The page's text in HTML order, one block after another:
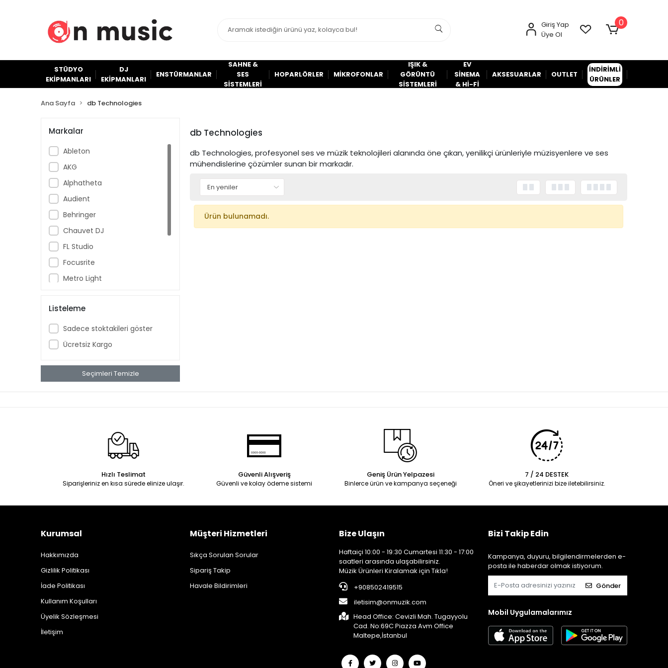
Giriş Yap
Üye Ol
0
STÜDYO
EKİPMANLARI
DJ
EKİPMANLARI
ENSTÜRMANLAR
SAHNE &
SES
SİSTEMLERİ
HOPARLÖRLER MİKROFONLAR
IŞIK &
GÖRÜNTÜ
SİSTEMLERİ
EV
SİNEMA
& Hİ-Fİ
AKSESUARLAR OUTLET
İNDİRİMLİ
ÜRÜNLER
Ana Sayfa db Technologies
Markalar
Ableton
AKG
Alphatheta
Audient
Behringer
Chauvet DJ
FL Studio
Focusrite
Metro Light
Pioneer DJ
Rily Pro
Shure
Listeleme
Sadece stoktakileri göster
Ücretsiz Kargo
Seçimleri Temizle
db Technologies
db Technologies, profesyonel ses ve müzik teknolojileri alanında öne çıkan, yenilikçi ürünleriyle müzisyenlere ve ses
mühendislerine çözümler sunan bir markadır.
Ürün bulunamadı.
Hızlı Teslimat
Siparişleriniz en kısa sürede elinize ulaşır.
Güvenli Alışveriş
Güvenli ve kolay ödeme sistemi
Geniş Ürün Yelpazesi
Binlerce ürün ve kampanya seçeneği
7 / 24 DESTEK
Öneri ve şikayetlerinizi bize iletebilirsiniz.
Kurumsal
Hakkımızda
Gizlilik Politikası
İade Politikası
Kullanım Koşulları
Üyelik Sözleşmesi
İletişim
Müşteri Hizmetleri
Sıkça Sorulan Sorular
Sipariş Takip
Havale Bildirimleri
Bize Ulaşın
Haftaiçi 10:00 - 19:30 Cumartesi 11:30 - 17:00
saatleri arasında ulaşabilirsiniz.
Müzik Ürünleri Kiralamak için Tıkla!
+908502419515
iletisim@onmuzik.com
Head Office: Cevizli Mah. Tugayyolu
Cad. No:69C Piazza Avm Office
Maltepe,İstanbul
Bizi Takip Edin
Kampanya, duyuru, bilgilendirmelerden e-
posta ile haberdar olmak istiyorum.
Gönder
Mobil Uygulamalarımız